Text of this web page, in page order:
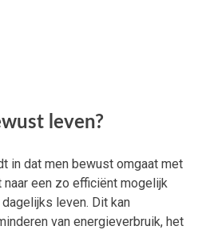
leven?
in dat men bewust omgaat met
een zo efficiënt mogelijk
leven. Dit kan
van energieverbruik, het